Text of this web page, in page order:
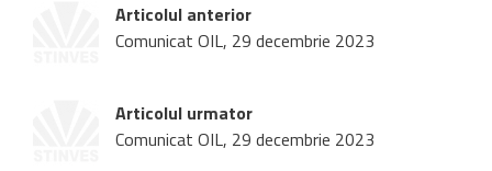
Articolul anterior
Comunicat OIL, 29 decembrie 2023
Articolul urmator
Comunicat OIL, 29 decembrie 2023